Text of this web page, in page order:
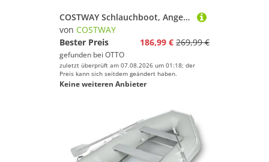
COSTWAY Schlauchboot, Angelboot aufblasbar, mit Pumpe, Paddel
von COSTWAY
Bester Preis
186,99 € 269,99 €
gefunden bei OTTO
zuletzt überprüft am 07.08.2026 um 01:18; der
Preis kann sich seitdem geändert haben.
Keine weiteren Anbieter